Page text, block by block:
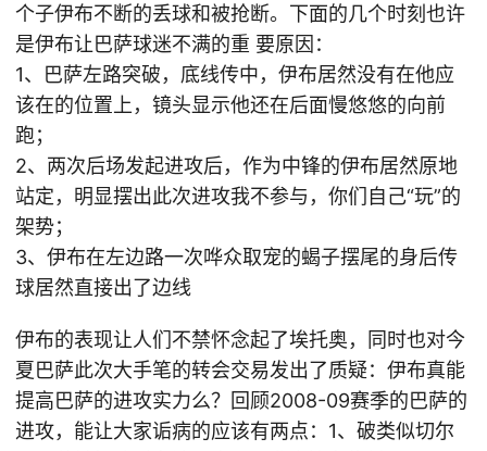
个子伊布不断的丢球和被抢断。下面的几个时刻也许
是伊布让巴萨球迷不满的重 要原因：
1、巴萨左路突破，底线传中，伊布居然没有在他应
该在的位置上，镜头显示他还在后面慢悠悠的向前
跑；
2、两次后场发起进攻后，作为中锋的伊布居然原地
站定，明显摆出此次进攻我不参与，你们自己“玩”的
架势；
3、伊布在左边路一次哗众取宠的蝎子摆尾的身后传
球居然直接出了边线
伊布的表现让人们不禁怀念起了埃托奥，同时也对今
夏巴萨此次大手笔的转会交易发出了质疑：伊布真能
提高巴萨的进攻实力么？回顾2008-09赛季的巴萨的
进攻，能让大家诟病的应该有两点：1、破类似切尔